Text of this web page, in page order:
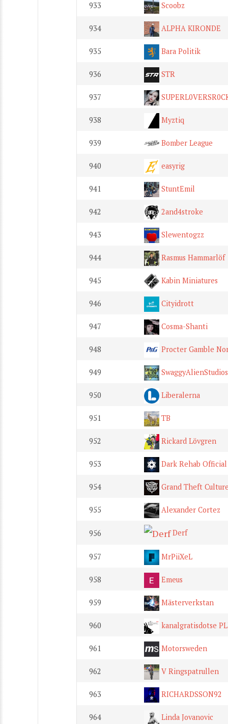
933 Scoobz
934 ALPHA KIRONDE
935 Bara Politik
936 STR
937
938 Myztiq
939 Bomber League
940 easyrig
941 StuntEmil
942 2and4stroke
943 Slewentogzz
944 Rasmus Hammarlöf
945 Kabin Miniatures
946 Cityidrott
947 Cosma-Shanti
948 Procter Gamble
949 SwaggyAlienStudios
950 Liberalerna
951 TB
952 Rickard Lövgren
953 Dark Rehab Official
954 Grand Theft
955 Alexander Cortez
956 Derf
957 MrPiiXeL
958 Emeus
959 Mästerverkstan
960 kanalgratisdotse
961 Motorsweden
962 V Ringspatrullen
963 RICHARDSSON92
964 Linda Jovanovic